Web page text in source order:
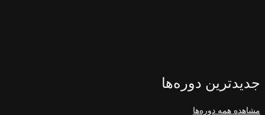
جدیدترین دوره‌ها
مشاهده همه دوره‌ها